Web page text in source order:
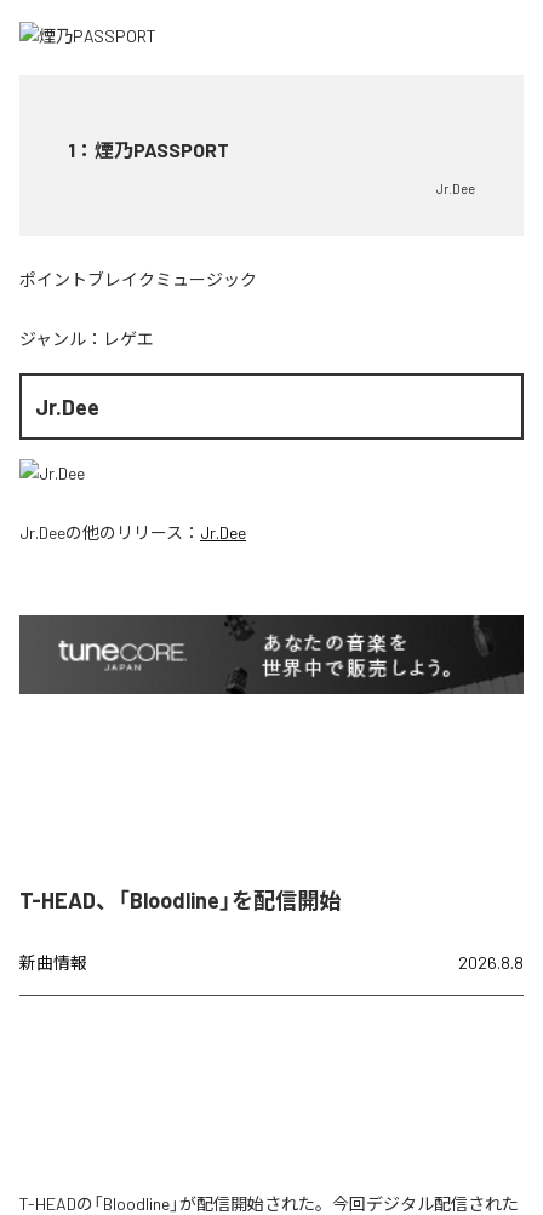
1 ： 煙乃PASSPORT
Jr.Dee
ポイントブレイクミュージック
ジャンル： レゲエ
Jr.Dee
Jr.Deeの他のリリース： Jr.Dee
T-HEAD、「Bloodline」を配信開始
新曲情報 2026.8.8
T-HEADの「Bloodline」が配信開始された。今回デジタル配信された